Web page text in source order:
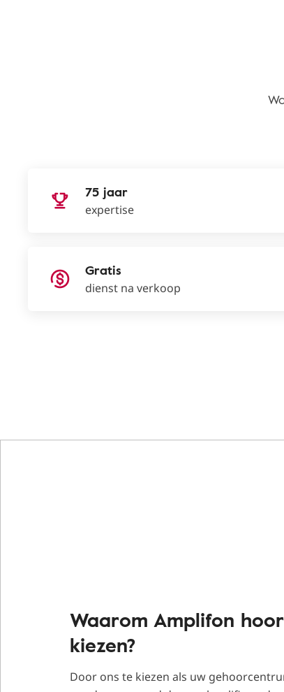
75 jaar
expertise
Gratis
dienst na verkoop
Waarom Amplifon
kiezen?
Door ons te kiezen als uw